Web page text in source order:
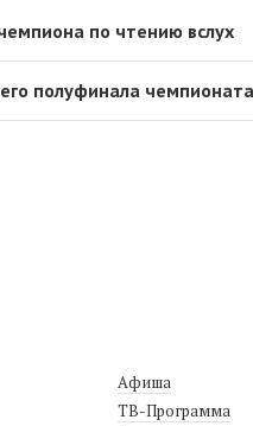
по чтению вслух
полуфинала
Афиша
ТВ-Программа